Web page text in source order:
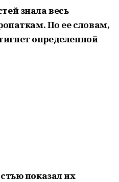
знала весь
По ее словам,
определенной
показал их